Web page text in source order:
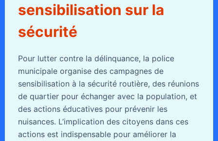
sensibilisation sur la
sécurité
Pour lutter contre la délinquance, la police
municipale organise des campagnes de
sensibilisation à la sécurité routière, des réunions
de quartier pour échanger avec la population, et
des actions éducatives pour prévenir les
nuisances. L’implication des citoyens dans ces
actions est indispensable pour améliorer la